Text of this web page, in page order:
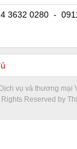
3632 0280 -
vụ và thương mại
Reserved by